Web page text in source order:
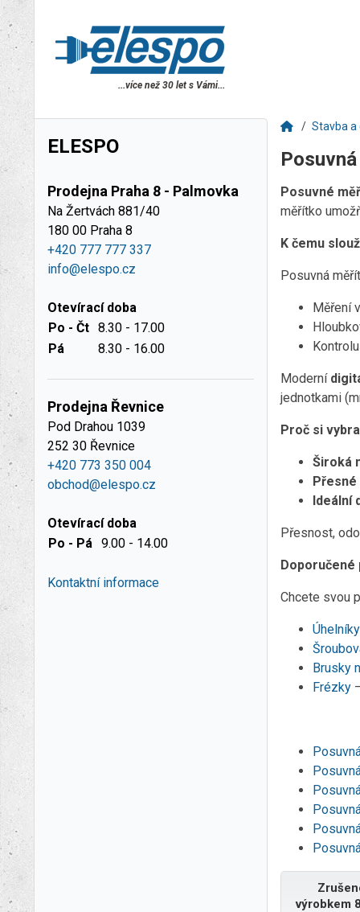
...více než 30 let s Vámi...
ELESPO
Prodejna Praha 8 - Palmovka
Na Žertvách 881/40
180 00 Praha 8
+420 777 777 337
info@elespo.cz
Otevírací doba
Po - Čt 8.30 - 17.00
Pá
8.30 - 16.00
Prodejna Řevnice
Pod Drahou 1039
252 30 Řevnice
+420 773 350 004
obchod@elespo.cz
Otevírací doba
Po - Pá 9.00 - 14.00
Kontaktní informace
Stavba a
Posuvné
měřítko
K čemu
Posuvná
Měření
Moderní
jednotkami
Proč si
Široká
Přesné
Ideální
Přesnost,
Doporučené
Chcete svou
Úhelníky
Brusky
Frézky
výrobkem